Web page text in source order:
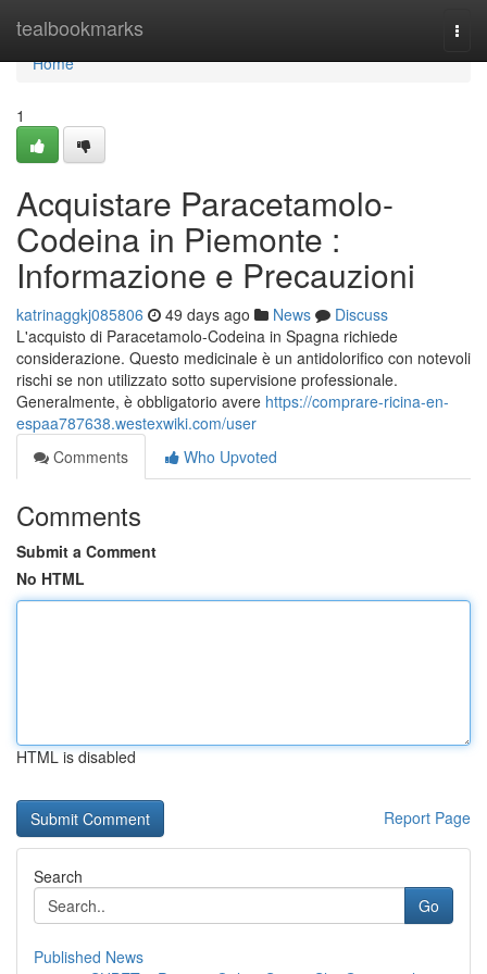
tealbookmarks
Home
Home
1
Acquistare Paracetamolo-
Codeina in Piemonte :
Informazione e Precauzioni
katrinaggkj085806 49 days ago News
Discuss
L'acquisto di Paracetamolo-Codeina in Spagna richiede
considerazione. Questo medicinale è un antidolorifico con notevoli
rischi se non utilizzato sotto supervisione professionale.
Generalmente, è obbligatorio avere https://comprare-ricina-en-
espaa787638.westexwiki.com/user
Comments
Who Upvoted
Comments
Submit a Comment
No HTML
HTML is disabled
Report Page
Search
Go
Published News